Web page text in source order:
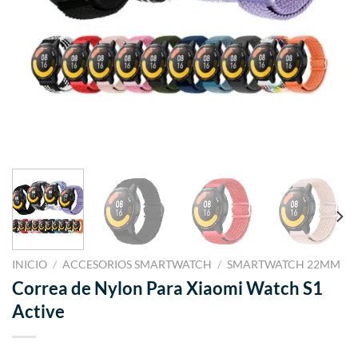
INICIO / ACCESORIOS SMARTWATCH / SMARTWATCH 22MM
Correa de Nylon Para Xiaomi Watch S1
Active